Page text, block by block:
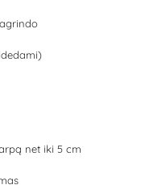
net iki 5 cm